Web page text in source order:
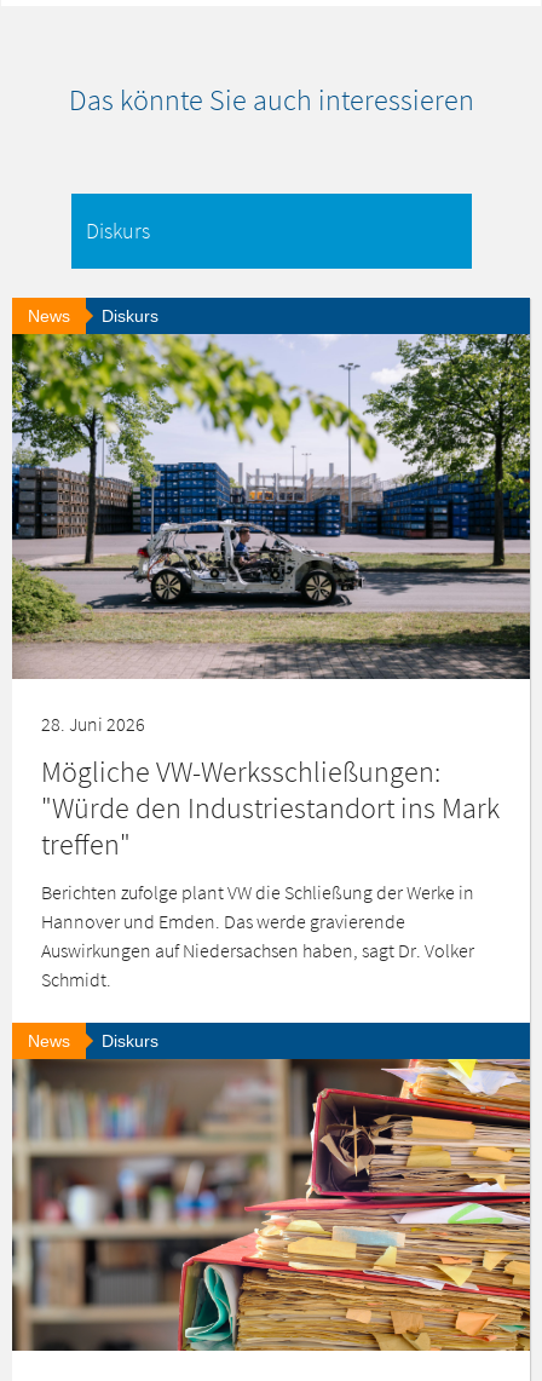
Das könnte Sie auch interessieren
News Diskurs
28. Juni 2026
Mögliche VW-Werksschließungen:
"Würde den Industriestandort ins Mark
treffen"
Berichten zufolge plant VW die Schließung der Werke in
Hannover und Emden. Das werde gravierende
Auswirkungen auf Niedersachsen haben, sagt Dr. Volker
Schmidt.
News Diskurs